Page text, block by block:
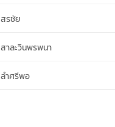
สรชัย
สาละวินพรพนา
ลำศรีพอ